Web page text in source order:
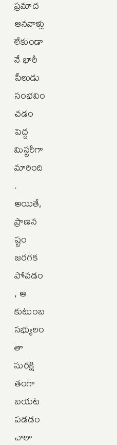
ప్రమాద
ఆనవాళ్లు
లేకుండా
నే భారీ
పేలుడు
సంభవిం
చడం
పెద్ద
మిస్టరీగా
మారింది
.
అయితే,
ప్రాణన
ష్టం
జరగక
పోవడం
, ఆ
కుటుంబ
సభ్యులం
తా
సురక్షి
తంగా
బయట
పడడం
చాలా